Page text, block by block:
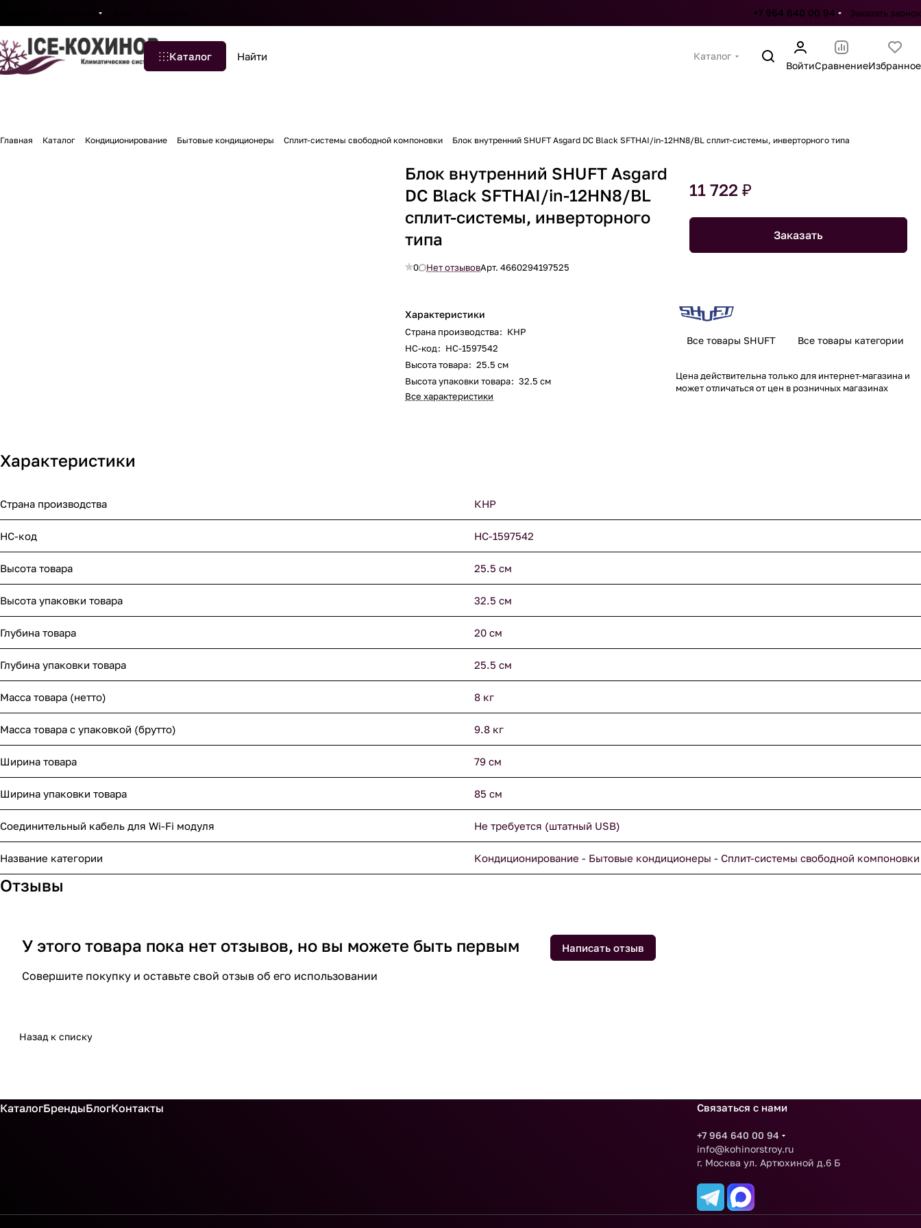
+7 964 640 00 94 Заказать звонок
Каталог
Каталог
ВойтиСравнениеИзбранное
Главная Каталог Кондиционирование Бытовые кондиционеры Сплит-системы свободной компоновки Блок внутренний SHUFT Asgard DC Black SFTHAI/in-12HN8/BL сплит-системы, инверторного типа
Блок внутренний SHUFT Asgard
DC Black SFTHAI/in-12HN8/BL
сплит-системы, инверторного
типа
0 Нет отзывовАрт.4660294197525
Характеристики
Страна производства: КНР
НС-код: НС-1597542
Высота товара: 25.5 см
Высота упаковки товара: 32.5 см
Все характеристики
11 722 ₽
Заказать
Все товары SHUFT Все товары категории
Цена действительна только для интернет-магазина и
может отличаться от цен в розничных магазинах
Характеристики
Страна производства КНР
НС-код НС-1597542
Высота товара 25.5 см
Высота упаковки товара 32.5 см
Глубина товара 20 см
Глубина упаковки товара 25.5 см
Масса товара (нетто) 8 кг
Масса товара с упаковкой (брутто) 9.8 кг
Ширина товара 79 см
Ширина упаковки товара 85 см
Соединительный кабель для Wi-Fi модуля Не требуется (штатный USB)
Название категории Кондиционирование - Бытовые кондиционеры - Сплит-системы свободной компоновки
Отзывы
У этого товара пока нет отзывов, но вы можете быть первым
Совершите покупку и оставьте свой отзыв об его использовании
Написать отзыв
Назад к списку
КаталогБрендыБлогКонтакты Связаться с нами
+7 964 640 00 94
info@kohinorstroy.ru
г. Москва ул. Артюхиной д.6 Б